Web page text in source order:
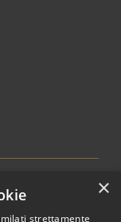
×
strettamente